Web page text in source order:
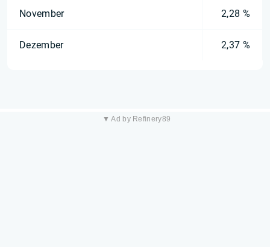
November 2,28 %
Dezember 2,37 %
▼ Ad by Refinery89